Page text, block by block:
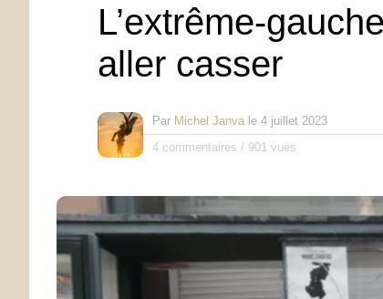
L’extrême-
aller casser
Par Michel Janva le 4 juillet 2023
4 commentaires / 901 vues